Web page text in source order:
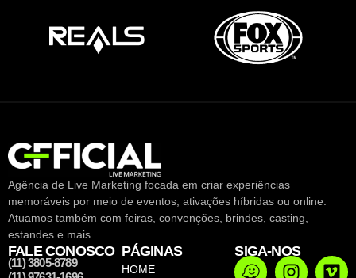
Agência de Live Marketing focada em criar experiências
memoráveis por meio de eventos, ativações híbridas ou online.
Atuamos também com feiras, convenções, brindes, casting,
estandes e mais.
FALE CONOSCO
(11) 3805-8789
PÁGINAS
HOME
SIGA-NOS